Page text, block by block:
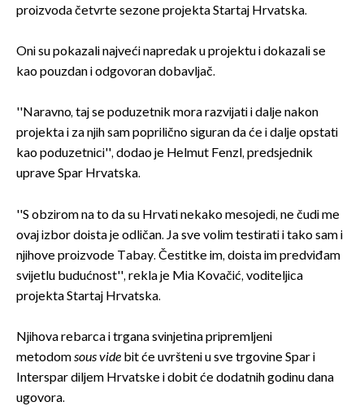
proizvoda četvrte sezone projekta Startaj Hrvatska.
Oni su pokazali najveći napredak u projektu i dokazali se
kao pouzdan i odgovoran dobavljač.
''Naravno, taj se poduzetnik mora razvijati i dalje nakon
projekta i za njih sam poprilično siguran da će i dalje opstati
kao poduzetnici'', dodao je Helmut Fenzl, predsjednik
uprave Spar Hrvatska.
''S obzirom na to da su Hrvati nekako mesojedi, ne čudi me
ovaj izbor doista je odličan. Ja sve volim testirati i tako sam i
njihove proizvode Tabay. Čestitke im, doista im predviđam
svijetlu budućnost'', rekla je Mia Kovačić, voditeljica
projekta Startaj Hrvatska.
Njihova rebarca i trgana svinjetina pripremljeni
metodomsous vide bit će uvršteni u sve trgovine Spar i
Interspar diljem Hrvatske i dobit će dodatnih godinu dana
ugovora.